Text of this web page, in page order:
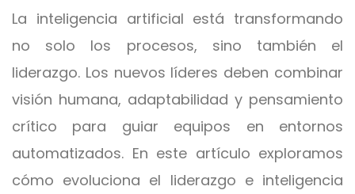
La inteligencia artificial está transformando
no solo los procesos, sino también el
liderazgo. Los nuevos líderes deben combinar
visión humana, adaptabilidad y pensamiento
crítico para guiar equipos en entornos
automatizados. En este artículo exploramos
cómo evoluciona el liderazgo e inteligencia